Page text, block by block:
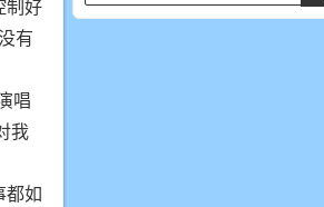
制好
有
唱
我
都如